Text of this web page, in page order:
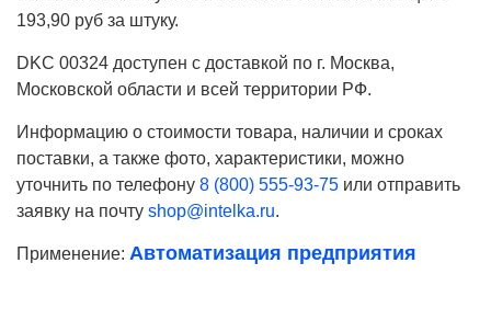
193,90 руб за штуку.
DKC 00324 доступен с доставкой по г. Москва,
Московской области и всей территории РФ.
Информацию о стоимости товара, наличии и сроках
поставки, а также фото, характеристики, можно
уточнить по телефону 8 (800) 555-93-75 или отправить
заявку на почту shop@intelka.ru.
Применение: Автоматизация предприятия
Ваше имя